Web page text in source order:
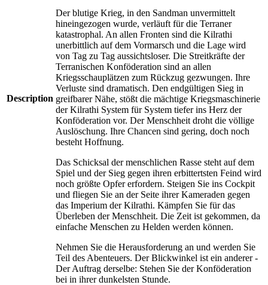
Description
Der blutige Krieg, in den Sandman unvermittelt
hineingezogen wurde, verläuft für die Terraner
katastrophal. An allen Fronten sind die Kilrathi
unerbittlich auf dem Vormarsch und die Lage wird
von Tag zu Tag aussichtsloser. Die Streitkräfte der
Terranischen Konföderation sind an allen
Kriegsschauplätzen zum Rückzug gezwungen. Ihre
Verluste sind dramatisch. Den endgültigen Sieg in
greifbarer Nähe, stößt die mächtige Kriegsmaschinerie
der Kilrathi System für System tiefer ins Herz der
Konföderation vor. Der Menschheit droht die völlige
Auslöschung. Ihre Chancen sind gering, doch noch
besteht Hoffnung.
Das Schicksal der menschlichen Rasse steht auf dem
Spiel und der Sieg gegen ihren erbittertsten Feind wird
noch größte Opfer erfordern. Steigen Sie ins Cockpit
und fliegen Sie an der Seite ihrer Kameraden gegen
das Imperium der Kilrathi. Kämpfen Sie für das
Überleben der Menschheit. Die Zeit ist gekommen, da
einfache Menschen zu Helden werden können.
Nehmen Sie die Herausforderung an und werden Sie
Teil des Abenteuers. Der Blickwinkel ist ein anderer -
Der Auftrag derselbe: Stehen Sie der Konföderation
bei in ihrer dunkelsten Stunde.